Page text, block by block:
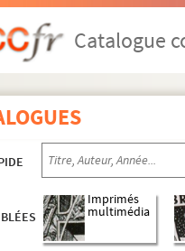
Catalogue
Imprimés
multimédia